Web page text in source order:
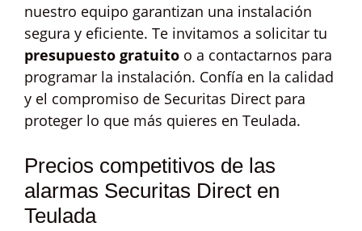
nuestro equipo garantizan una instalación
segura y eficiente. Te invitamos a solicitar tu
presupuesto gratuito o a contactarnos para
programar la instalación. Confía en la calidad
y el compromiso de Securitas Direct para
proteger lo que más quieres en Teulada.
Precios competitivos de las
alarmas Securitas Direct en
Teulada